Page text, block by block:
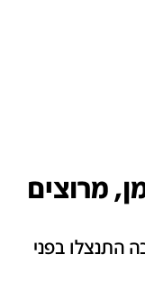
מרוצים
התנצלו בפני